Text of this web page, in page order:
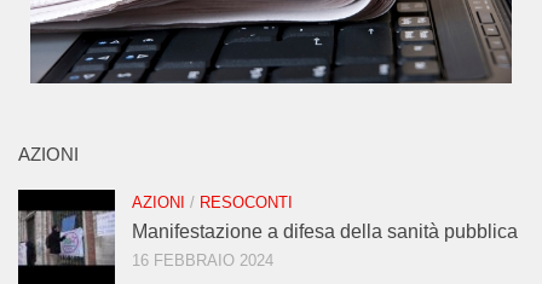
AZIONI
AZIONI / RESOCONTI
Manifestazione a difesa della sanità pubblica
16 FEBBRAIO 2024